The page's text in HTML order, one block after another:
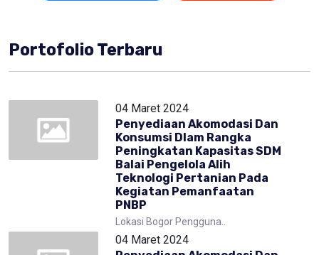
Portofolio Terbaru
04 Maret 2024
Penyediaan Akomodasi Dan
Konsumsi Dlam Rangka
Peningkatan Kapasitas SDM
Balai Pengelola Alih
Teknologi Pertanian Pada
Kegiatan Pemanfaatan
PNBP
Lokasi Bogor Pengguna..
04 Maret 2024